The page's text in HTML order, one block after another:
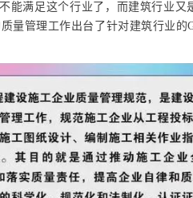
能满足这个行业了，而建筑行业
量管理工作出台了针对建筑行业的